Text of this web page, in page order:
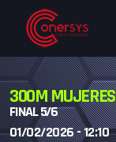
300M MUJERES
FINAL 5/6
01/02/2026 - 12:10